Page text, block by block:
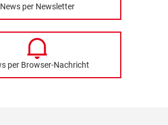
News per Newsletter
per Browser-Nachricht